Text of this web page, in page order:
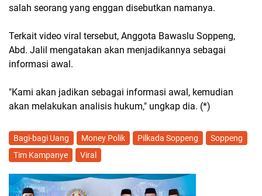
salah seorang yang enggan disebutkan namanya.
Terkait video viral tersebut, Anggota Bawaslu Soppeng,
Abd. Jalil mengatakan akan menjadikannya sebagai
informasi awal.
"Kami akan jadikan sebagai informasi awal, kemudian
akan melakukan analisis hukum," ungkap dia. (*)
Bagi-bagi Uang Money Polik Pilkada Soppeng
Soppeng
Tim Kampanye
Viral